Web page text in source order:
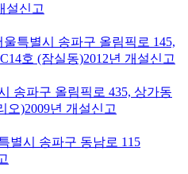
설신고
울특별시 송파구 올림픽로 145,
호 (잠실동)2012년 개설신고
송파구 올림픽로 435, 상가동
오)2009년 개설신고
별시 송파구 동남로 115